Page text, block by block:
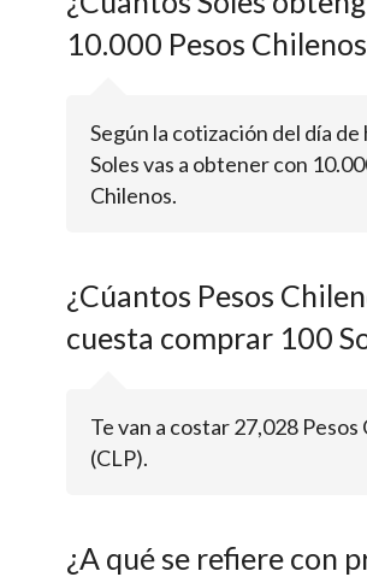
10.000 Pesos
Según la cotización del día de
Soles vas a obtener con
Chilenos.
¿Cúantos Pesos
cuesta comprar 100
Te van a costar 27,028 Pesos
(CLP).
¿A qué se refiere con